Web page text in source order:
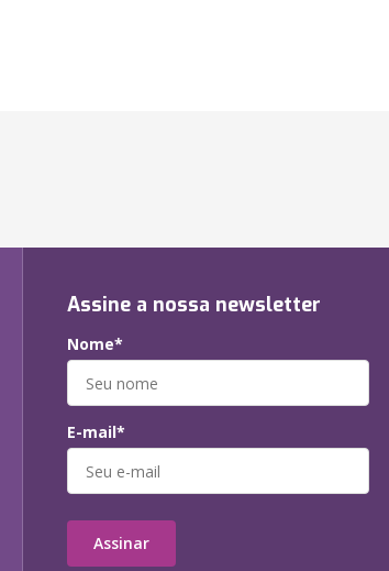
Assine a nossa newsletter
Nome*
E-mail*
Assinar